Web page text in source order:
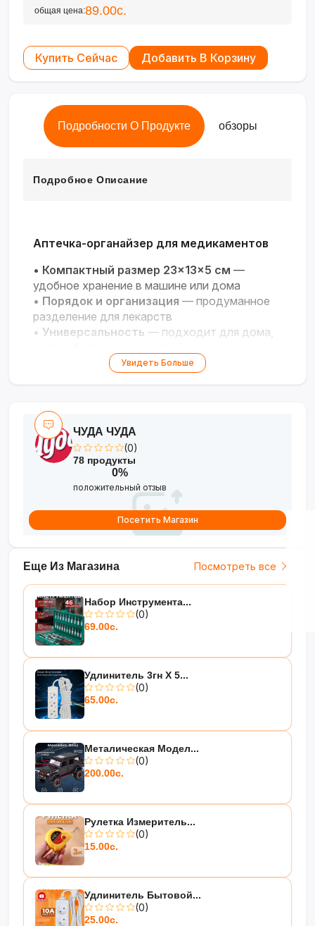
общая цена:89.00с.
Купить Сейчас Добавить В Корзину
Подробности О Продукте обзоры
Подробное Описание
Аптечка-органайзер для медикаментов
• Компактный размер 23×13×5 см —
удобное хранение в машине или дома
• Порядок и организация — продуманное
разделение для лекарств
• Универсальность — подходит для дома,
Прочный материал— надёжная защита
всегда под рукой
Увидеть Больше
Еще Из Магазина Посмотреть все
Набор Инструмента...
(0)
69.00с.
Удлинитель 3гн Х 5...
(0)
65.00с.
Металическая Модел...
(0)
200.00с.
Рулетка Измеритель...
(0)
15.00с.
Удлинитель Бытовой...
(0)
25.00с.
ЧУДА ЧУДА
(0)
78 продукты
0%
положительный отзыв
Посетить Магазин